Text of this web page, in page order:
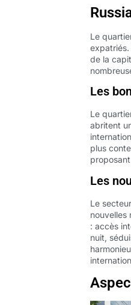
Le
de la
Les
Le
abritent
plus
Les
Le
nouvelles
: accès
nuit,